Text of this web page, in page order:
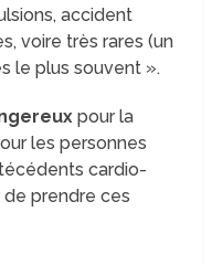
accident
voire très rares (un
le plus souvent ».
pour la
les personnes
cardio-
de prendre ces